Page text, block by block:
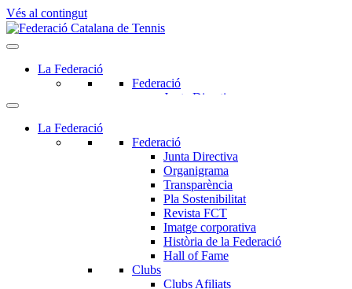
Vés al contingut
La Federació
Federació
Junta Directiva
Pla Sostenibilitat
Revista FCT
Imatge corporativa
Història de la Federació
Hall of Fame
Clubs
Clubs Afiliats
Clubs d'Excel·lència
Servei clubs
ARBITRATGE
La Federació
Federació
Junta Directiva
Organigrama
Transparència
Pla Sostenibilitat
Revista FCT
Imatge corporativa
Història de la Federació
Hall of Fame
Clubs
Clubs Afiliats